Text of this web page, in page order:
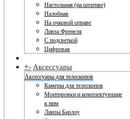
Настольная (на штативе)
Налобная
На очковой оправе
Линза Френеля
С подсветкой
Цифровая
+- Аксессуары
Аксессуары для телескопов
Камеры для телескопов
Монтировки и комплектующие
к ним
Линзы Барлоу